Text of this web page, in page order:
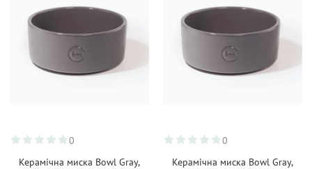
0
Керамічна миска Bowl Gray,
0
Керамічна миска Bowl Gray,